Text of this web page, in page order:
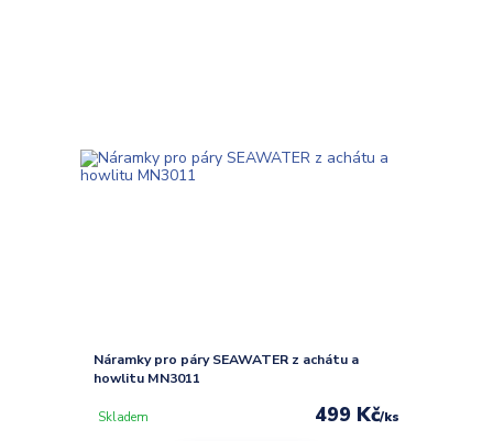
Náramky pro páry SEAWATER z achátu a
howlitu MN3011
499 Kč/ks
Skladem